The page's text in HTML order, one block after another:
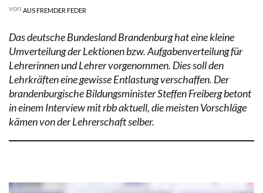
von AUS FREMDER FEDER
Das deutsche Bundesland Brandenburg hat eine kleine
Umverteilung der Lektionen bzw. Aufgabenverteilung für
Lehrerinnen und Lehrer vorgenommen. Dies soll den
Lehrkräften eine gewisse Entlastung verschaffen. Der
brandenburgische Bildungsminister Steffen Freiberg betont
in einem Interview mit rbb aktuell, die meisten Vorschläge
kämen von der Lehrerschaft selber.